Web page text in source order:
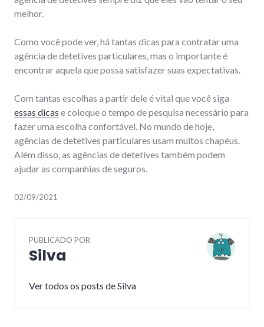
melhor.
Como você pode ver, há tantas dicas para contratar uma
agência de detetives particulares, mas o importante é
encontrar aquela que possa satisfazer suas expectativas.
Com tantas escolhas a partir dele é vital que você siga
essas dicas e coloque o tempo de pesquisa necessário para
fazer uma escolha confortável. No mundo de hoje,
agências de detetives particulares usam muitos chapéus.
Além disso, as agências de detetives também podem
ajudar as companhias de seguros.
02/09/2021
PUBLICADO POR
Silva
Ver todos os posts de Silva